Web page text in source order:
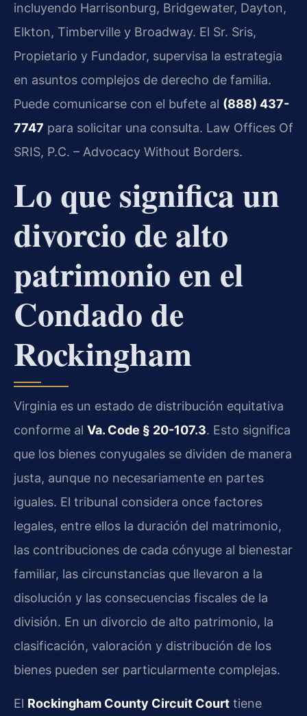
incluyendo Harrisonburg, Bridgewater, Dayton,
Elkton, Timberville y Broadway. El Sr. Sris,
Propietario y Fundador, supervisa la estrategia
en asuntos complejos de derecho de familia.
Puede comunicarse con el bufete al (888) 437-
7747 para solicitar una consulta. Law Offices Of
SRIS, P.C. – Advocacy Without Borders.
Lo que significa un
divorcio de alto
patrimonio en el
Condado de
Rockingham
Virginia es un estado de distribución equitativa
conforme al Va. Code § 20-107.3. Esto significa
que los bienes conyugales se dividen de manera
justa, aunque no necesariamente en partes
iguales. El tribunal considera once factores
legales, entre ellos la duración del matrimonio,
las contribuciones de cada cónyuge al bienestar
familiar, las circunstancias que llevaron a la
disolución y las consecuencias fiscales de la
división. En un divorcio de alto patrimonio, la
clasificación, valoración y distribución de los
bienes pueden ser particularmente complejas.
El Rockingham County Circuit Court tiene